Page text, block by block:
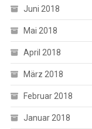
Juni 2018
Mai 2018
April 2018
März 2018
Februar 2018
Januar 2018